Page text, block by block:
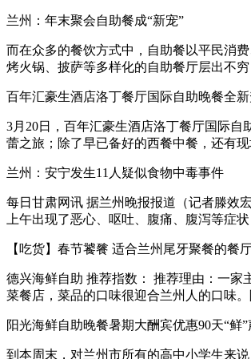
兰州：年末聚会自助餐成“新宠”
而在众多的餐饮方式中，自助餐以平民消
烤火锅、披萨等多样化的自助餐厅层出不
百年汇豪生酒店洛丁餐厅国际自助晚餐全
3月20日，百年汇豪生酒店洛丁餐厅国际
蕾之旅；除了早已备好的西餐中餐，还有
兰州：安宁发生11人疑似食物中毒事件
每日甘肃网讯 据兰州晚报报道（记者滕效
上午出现了恶心、呕吐、腹痛、腹泻等症
【吃货】春节饕餮 适合兰州尾牙聚餐的餐
德兴海鲜自助 推荐指数： 推荐理由：一家
菜餐店，菜品的口味很迎合兰州人的口味
阳光海鲜自助晚餐暑期大酬宾优惠90天“鲜”
到本周末，对兰州市所有的高中小学生来